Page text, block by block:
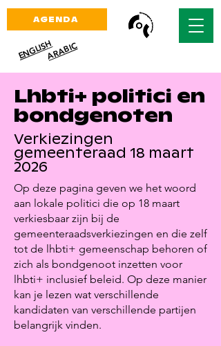
AGENDA
ENGLISHARABIC
Lhbti+ politici en
bondgenoten
Verkiezingen
gemeenteraad 18 maart
2026
Op deze pagina geven we het woord
aan lokale politici die op 18 maart
verkiesbaar zijn bij de
gemeenteraadsverkiezingen en die zelf
tot de lhbti+ gemeenschap behoren of
zich als bondgenoot inzetten voor
lhbti+ inclusief beleid. Op deze manier
kan je lezen wat verschillende
kandidaten van verschillende partijen
belangrijk vinden.